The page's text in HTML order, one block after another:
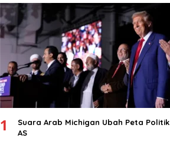
1
Suara Arab Michigan Ubah Peta Politik
AS